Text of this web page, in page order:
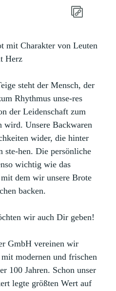
mit Charakter von Leuten
Herz
steht der Mensch, der
Rhythmus unse-res
der Leidenschaft zum
wird. Unsere Backwaren
wider, die hinter
ste-hen. Die persönliche
wichtig wie das
dem wir unsere Brote
backen.
wir auch Dir geben!
GmbH vereinen wir
modernen und frischen
100 Jahren. Schon unser
legte größten Wert auf